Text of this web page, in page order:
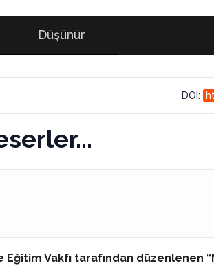
Düşünür
DOI:
Vakfı tarafından düzenlenen